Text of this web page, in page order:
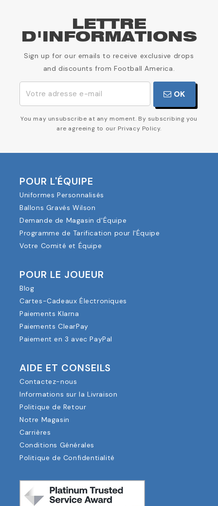
LETTRE
D'INFORMATIONS
Sign up for our emails to receive exclusive drops
and discounts from Football America.
OK
You may unsubscribe at any moment. By subscribing you
are agreeing to our Privacy Policy.
POUR L'ÉQUIPE
Uniformes Personnalisés
Ballons Gravés Wilson
Demande de Magasin d'Équipe
Programme de Tarification pour l'Équipe
Votre Comité et Équipe
POUR LE JOUEUR
Blog
Cartes-Cadeaux Électroniques
Paiements Klarna
Paiements ClearPay
Paiement en 3 avec PayPal
AIDE ET CONSEILS
Contactez-nous
Informations sur la Livraison
Politique de Retour
Notre Magasin
Carrières
Conditions Générales
Politique de Confidentialité